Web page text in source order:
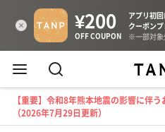
【重要】令和8年熊本地震の影響に伴
（2026年7月29日更新）